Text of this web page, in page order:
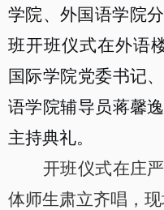
学院、外国语学院
班开班仪式在外语
国际学院党委书记
语学院辅导员蒋馨
主持典礼。
开班仪式在庄
体师生肃立齐唱，现